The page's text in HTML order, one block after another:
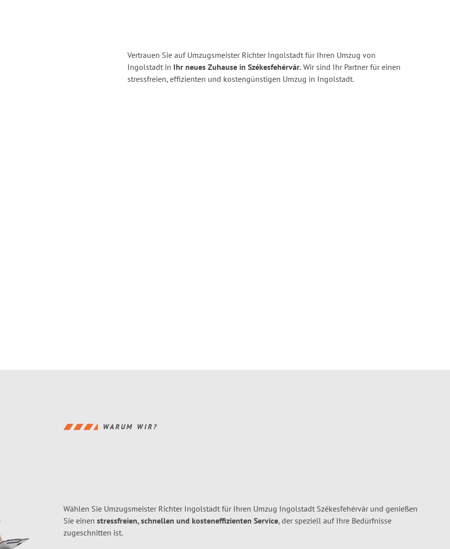
Vertrauen Sie auf Umzugsmeister Richter Ingolstadt für Ihren Umzug von
Ingolstadt in Ihr neues Zuhause in Székesfehérvár. Wir sind Ihr Partner für einen
stressfreien, effizienten und kostengünstigen Umzug in Ingolstadt.
WARUM WIR?
Wählen Sie Umzugsmeister Richter Ingolstadt für Ihren Umzug Ingolstadt Székesfehérvár und genießen
Sie einen stressfreien, schnellen und kosteneffizienten Service, der speziell auf Ihre Bedürfnisse
zugeschnitten ist.